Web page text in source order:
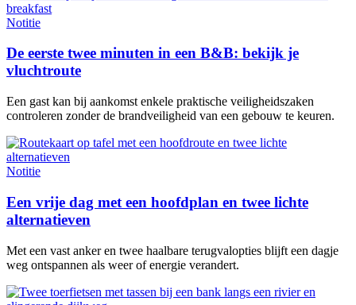
Notitie
De eerste twee minuten in een B&B: bekijk je
vluchtroute
Een gast kan bij aankomst enkele praktische veiligheidszaken
controleren zonder de brandveiligheid van een gebouw te keuren.
Notitie
Een vrije dag met een hoofdplan en twee lichte
alternatieven
Met een vast anker en twee haalbare terugvalopties blijft een dagje
weg ontspannen als weer of energie verandert.